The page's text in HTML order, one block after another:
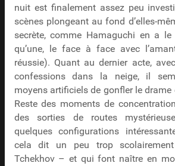
nuit est finalement assez peu
scènes plongeant au fond d’elles-
secrète, comme Hamaguchi en a
qu’une, le face à face avec
réussie). Quant au dernier acte,
confessions dans la neige, il
moyens artificiels de gonfler le
Reste des moments de
des sorties de routes
quelques configurations
cela dit un peu trop
Tchekhov – et qui font naître en